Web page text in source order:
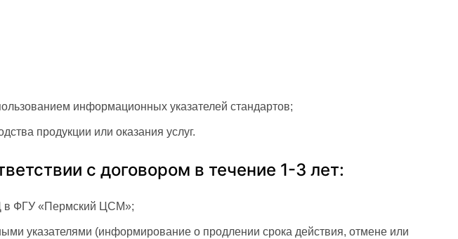
информационных указателей стандартов;
продукции или оказания услуг.
с договором в течение 1-3 лет:
в ФГУ «Пермский ЦСМ»;
указателями (информирование о продлении срока действия, отмене или